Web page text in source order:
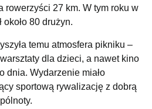
rowerzyści 27 km. W tym roku w
około 80 drużyn.
temu atmosfera pikniku –
dla dzieci, a nawet kino
dnia. Wydarzenie miało
sportową rywalizację z dobrą